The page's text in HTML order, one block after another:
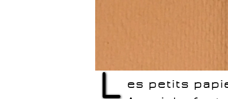
L es petits